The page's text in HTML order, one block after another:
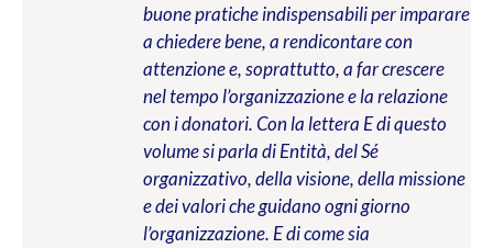
buone pratiche indispensabili per imparare
a chiedere bene, a rendicontare con
attenzione e, soprattutto, a far crescere
nel tempo l’organizzazione e la relazione
con i donatori. Con la lettera E di questo
volume si parla di Entità, del Sé
organizzativo, della visione, della missione
e dei valori che guidano ogni giorno
l’organizzazione. E di come sia